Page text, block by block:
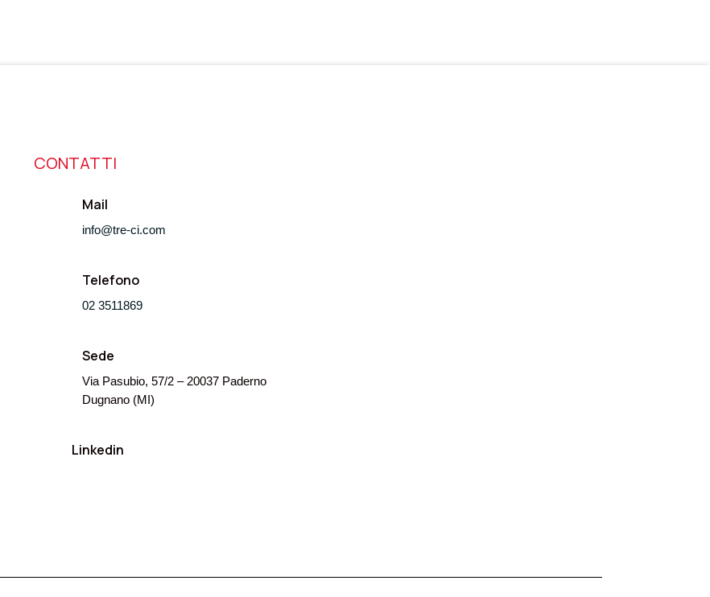
CONTATTI
Mail
info@tre-ci.com
Telefono
02 3511869
Sede
Via Pasubio, 57/2 – 20037 Paderno
Dugnano (MI)
Linkedin